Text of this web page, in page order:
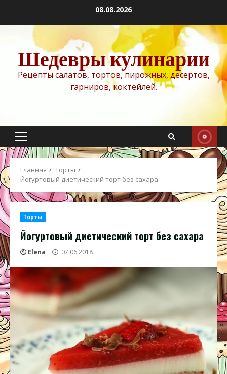
содержимому
08.08.2026
Шедевры кулинарии
Рецепты салатов, тортов, пирожных, десертов,
гарниров, коктейлей.
Основное
меню
Главная
Торты
Йогуртовый диетический торт без сахара
Торты
Йогуртовый диетический торт без сахара
Elena 07.06.2018